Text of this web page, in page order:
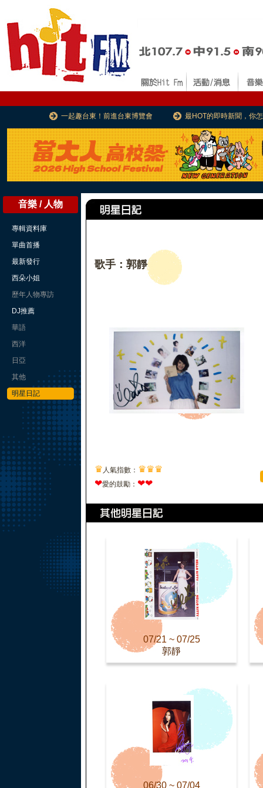
一起趣台東！前進台東博覽會 最HOT的即時新聞，你
音樂 / 人物
專輯資料庫
單曲首播
最新發行
西朵小姐
歷年人物專訪
DJ推薦
華語
西洋
日亞
其他
明星日記
歌手：郭靜
♛ 人氣指數： ♛♛♛
❤愛的鼓勵： ❤❤
07/21 ~ 07/25
郭靜
06/30 ~ 07/04